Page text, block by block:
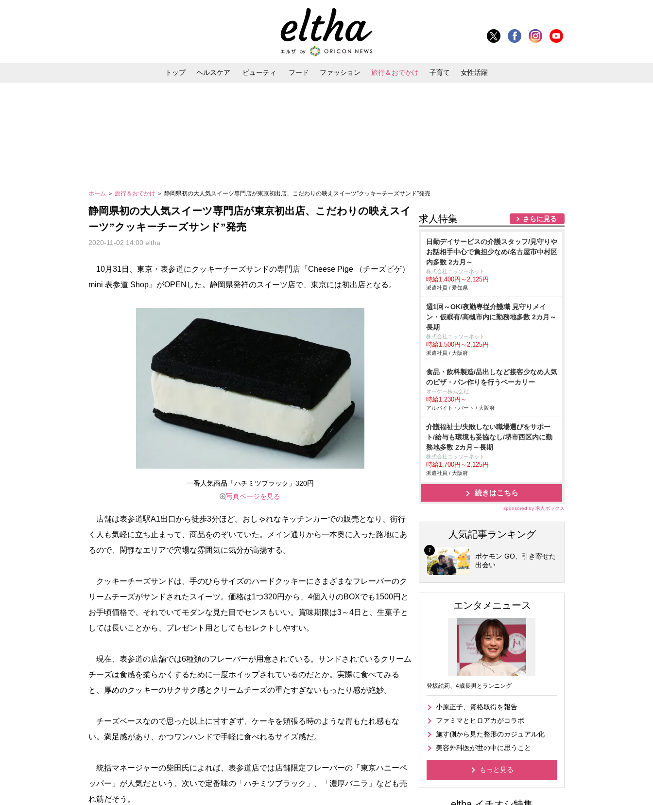
トップ ヘルスケア ビューティ フード ファッション 旅行＆おでかけ 子育て 女性活躍
ホーム ＞ 旅行＆おでかけ ＞ 静岡県初の大人気スイーツ専門店が東京初出店、こだわりの映えスイーツ”クッキーチーズサンド”発売
静岡県初の大人気スイーツ専門店が東京初出店、こだわりの映えスイ
ーツ”クッキーチーズサンド”発売
2020-11-02 14:00 eltha
10月31日、東京・表参道にクッキーチーズサンドの専門店『Cheese Pige （チーズピゲ）
mini 表参道 Shop』がOPENした。静岡県発祥のスイーツ店で、東京には初出店となる。
一番人気商品「ハチミツブラック」320円
写真ページを見る
店舗は表参道駅A1出口から徒歩3分ほど。おしゃれなキッチンカーでの販売となり、街行
く人も気軽に立ち止まって、商品をのぞいていた。メイン通りから一本奥に入った路地にあ
るので、閑静なエリアで穴場な雰囲気に気分が高揚する。
クッキーチーズサンドは、手のひらサイズのハードクッキーにさまざまなフレーバーのク
リームチーズがサンドされたスイーツ。価格は1つ320円から、4個入りのBOXでも1500円と
お手頃価格で、それでいてモダンな見た目でセンスもいい。賞味期限は3～4日と、生菓子と
しては長いことから、プレゼント用としてもセレクトしやすい。
現在、表参道の店舗では6種類のフレーバーが用意されている。サンドされているクリーム
チーズは食感を柔らかくするために一度ホイップされているのだとか。実際に食べてみる
と、厚めのクッキーのサクサク感とクリームチーズの重たすぎないもったり感が絶妙。
チーズベースなので思った以上に甘すぎず、ケーキを頬張る時のような胃もたれ感もな
い。満足感があり、かつワンハンドで手軽に食べれるサイズ感だ。
統括マネージャーの柴田氏によれば、表参道店では店舗限定フレーバーの「東京ハニーペ
ッパー」が人気だという。次いで定番味の「ハチミツブラック」、「濃厚バニラ」なども売
れ筋だそう。
求人特集 さらに見る
日勤デイサービスの介護スタッフ/見守り
お話相手中心で負担少なめ/名古屋市中村区
内多数 2カ月～
株式会社ニッソーネット
時給1,400円～2,125円
派遣社員 / 愛知県
週1回～OK/夜勤専従介護職 見守りメイ
ン・仮眠有/高槻市内に勤務地多数 2カ月～
長期
株式会社ニッソーネット
時給1,500円～2,125円
派遣社員 / 大阪府
食品・飲料製造/品出しなど接客少なめ人気
のピザ・パン作りを行うベーカリー
オーケー株式会社
時給1,230円～
アルバイト・パート / 大阪府
介護福祉士/失敗しない職場選びをサポー
ト/給与も環境も妥協なし/堺市西区内に勤
務地多数 2カ月～長期
株式会社ニッソーネット
時給1,700円～2,125円
派遣社員 / 大阪府
続きはこちら
sponsored by 求人ボックス
人気記事ランキング
ポケモン GO、引き寄せた
出会い
エンタメニュース
登坂絵莉、4歳長男とランニング
小原正子、資格取得を報告
ファミマとヒロアカがコラボ
施す側から見た整形のカジュアル化
美容外科医が世の中に思うこと
もっと見る